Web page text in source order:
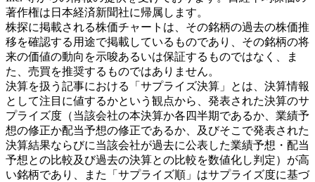
著作権は日本経済新聞社に帰属します。
株探に掲載される株価チャートは、その銘柄の過去の株価推
移を確認する用途で掲載しているものであり、その銘柄の将
来の価値の動向を示唆あるいは保証するものではなく、ま
た、売買を推奨するものではありません。
決算を扱う記事における「サプライズ決算」とは、決算情報
として注目に値するかという観点から、発表された決算のサ
プライズ度（当該会社の本決算か各四半期であるか、業績予
想の修正か配当予想の修正であるか、及びそこで発表された
決算結果ならびに当該会社が過去に公表した業績予想・配当
予想との比較及び過去の決算との比較を数値化し判定）が高
い銘柄であり、また「サプライズ順」はサプライズ度に基づ